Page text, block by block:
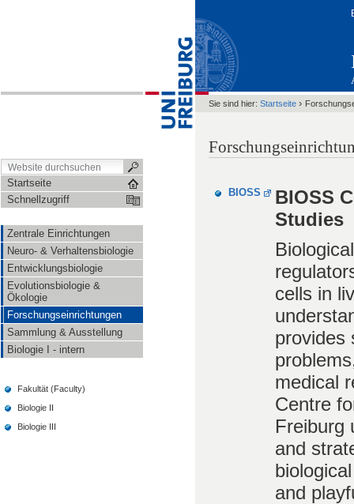
Startseite
Schnellzugriff
Zentrale Einrichtungen
Neuro- & Verhaltensbiologie
Entwicklungsbiologie
Evolutionsbiologie &
Ökologie
Forschungseinrichtungen
Sammlung & Ausstellung
Biologie I - intern
Fakultät (Faculty)
Biologie II
Biologie III
Sie sind hier: Startseite ›
BIOSS
BIOSS
Studies
cells in
provides
medical
Centre
Freiburg
and
and